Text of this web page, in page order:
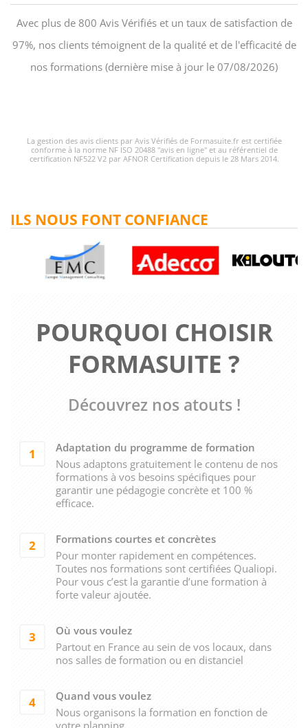
Avec plus de 800 Avis Vérifiés et un taux de satisfaction de
97%, nos clients témoignent de la qualité et de l'efficacité de
nos formations (dernière mise à jour le 07/08/2026)
La gestion des avis clients par Avis Vérifiés de Formasuite.fr est certifiée
conforme à la norme NF ISO 20488 "avis en ligne" et au référentiel de
certification NF522 V2 par AFNOR Certification depuis le 28 Mars 2014.
POURQUOI CHOISIR
FORMASUITE ?
Découvrez nos atouts !
1
Adaptation du programme de formation
Nous adaptons gratuitement le contenu de nos
formations à vos besoins spécifiques pour
garantir une pédagogie concrète et 100 %
efficace.
2
Formations courtes et concrètes
Pour monter rapidement en compétences.
Toutes nos formations sont certifiées Qualiopi.
Pour vous c’est la garantie d’une formation à
forte valeur ajoutée.
3
Où vous voulez
Partout en France au sein de vos locaux, dans
nos salles de formation ou en distanciel
4
Quand vous voulez
Nous organisons la formation en fonction de
votre planning
ILS NOUS FONT CONFIANCE